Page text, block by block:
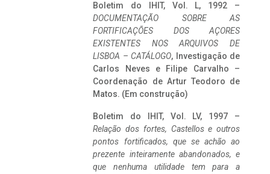
Boletim do IHIT, Vol. L, 1992 –
DOCUMENTAÇÃO SOBRE AS
FORTIFICAÇÕES DOS AÇORES
EXISTENTES NOS ARQUIVOS DE
LISBOA – CATÁLOGO, Investigação de
Carlos Neves e Filipe Carvalho –
Coordenação de Artur Teodoro de
Matos. (Em construção)
Boletim do IHIT, Vol. LV, 1997 –
Relação dos fortes, Castellos e outros
pontos fortificados, que se achão ao
prezente inteiramente abandonados, e
que nenhuma utilidade tem para a